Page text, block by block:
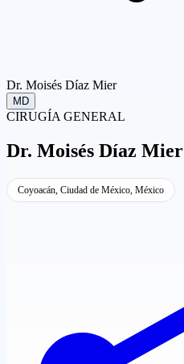
Dr. Moisés Díaz Mier
MD
CIRUGÍA GENERAL
Dr. Moisés Díaz Mier
Coyoacán, Ciudad de México, México